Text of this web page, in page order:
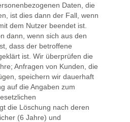
Daten, die
ist dies dann der Fall, wenn
dem Nutzer beendet ist.
dann, wenn sich aus den
dass der betroffene
ist. Wir überprüfen die
Anfragen von Kunden, die
speichern wir dauerhaft
auf die Angaben zum
die Löschung nach deren
(6 Jahre) und